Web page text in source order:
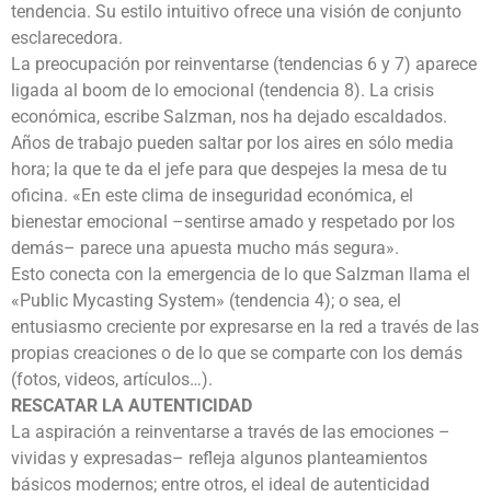
tendencia. Su estilo intuitivo ofrece una visión de conjunto
esclarecedora.
La preocupación por reinventarse (tendencias 6 y 7) aparece
ligada al boom de lo emocional (tendencia 8). La crisis
económica, escribe Salzman, nos ha dejado escaldados.
Años de trabajo pueden saltar por los aires en sólo media
hora; la que te da el jefe para que despejes la mesa de tu
oficina. «En este clima de inseguridad económica, el
bienestar emocional –sentirse amado y respetado por los
demás– parece una apuesta mucho más segura».
Esto conecta con la emergencia de lo que Salzman llama el
«Public Mycasting System» (tendencia 4); o sea, el
entusiasmo creciente por expresarse en la red a través de las
propias creaciones o de lo que se comparte con los demás
(fotos, videos, artículos…).
RESCATAR LA AUTENTICIDAD
La aspiración a reinventarse a través de las emociones –
vividas y expresadas– refleja algunos planteamientos
básicos modernos; entre otros, el ideal de autenticidad